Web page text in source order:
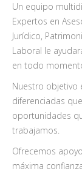
Un equipo
Expertos en
Jurídico,
Laboral le
en todo
Nuestro objetivo
diferenciadas
oportunidades
trabajamos.
Ofrecemos
máxima